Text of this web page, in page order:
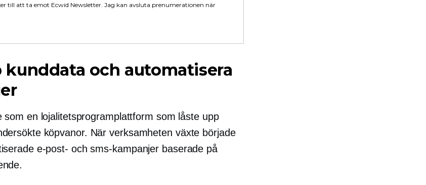
till att ta emot Ecwid Newsletter. Jag kan avsluta prenumerationen när
kunddata och automatisera
som en lojalitetsprogramplattform som låste upp
köpvanor. När verksamheten växte började
e-post- och sms-kampanjer baserade på